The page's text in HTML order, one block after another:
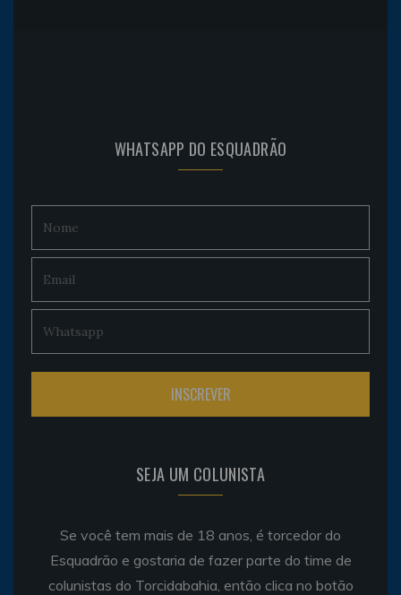
WHATSAPP DO ESQUADRÃO
SEJA UM COLUNISTA
Se você tem mais de 18 anos, é torcedor do
Esquadrão e gostaria de fazer parte do time de
colunistas do Torcidabahia, então clica no botão